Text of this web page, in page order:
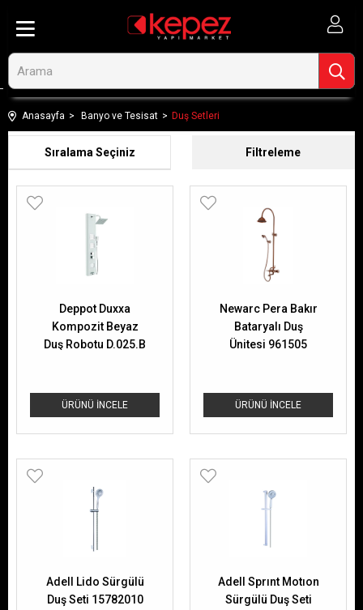
Anasayfa Banyo ve Tesisat Duş Setleri
Filtreleme
Sıralama
ÜRÜNÜ İNCELE
Deppot Duxxa
Kompozit Beyaz
Duş Robotu D.025.B
ÜRÜNÜ İNCELE
Newarc Pera Bakır
Bataryalı Duş
Ünitesi 961505
Adell Lido Sürgülü
Duş Seti 15782010
Adell Sprınt Motıon
Sürgülü Duş Seti